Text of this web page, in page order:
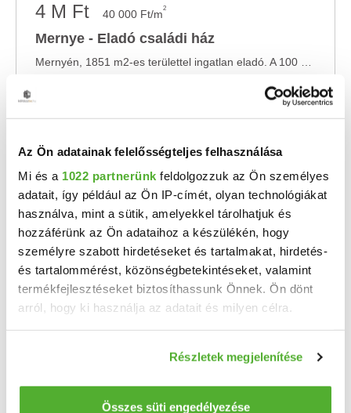
Az Ön adatainak felelősségteljes felhasználása
Mi és a 1022 partnerünk feldolgozzuk az Ön személyes
adatait, így például az Ön IP-címét, olyan technológiákat
használva, mint a sütik, amelyekkel tárolhatjuk és
hozzáférünk az Ön adataihoz a készülékén, hogy
személyre szabott hirdetéseket és tartalmakat, hirdetés-
és tartalommérést, közönségbetekintéseket, valamint
termékfejlesztéseket biztosíthassunk Önnek. Ön dönt
arról, hogy ki használja az adatait és milyen célra.
Információgyűjtés az Ön földrajzi elhelyezkedéséről
pár méteres pontossággal
Az Ön készülékén beazonosítása annak konkrét
Részletek megjelenítése
Összes süti engedélyezése
4 M Ft 40 000 Ft/m2
Mernye - Eladó családi ház
telekméret: 1851 m² építés éve: 2002